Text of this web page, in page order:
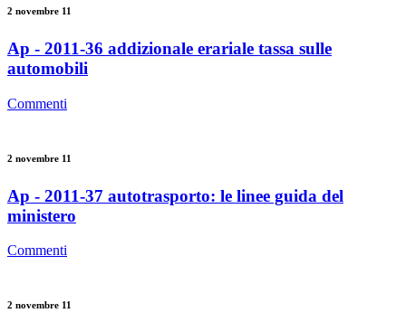
2 novembre 11
Ap - 2011-36 addizionale erariale tassa sulle
automobili
Commenti
2 novembre 11
Ap - 2011-37 autotrasporto: le linee guida del
ministero
Commenti
2 novembre 11